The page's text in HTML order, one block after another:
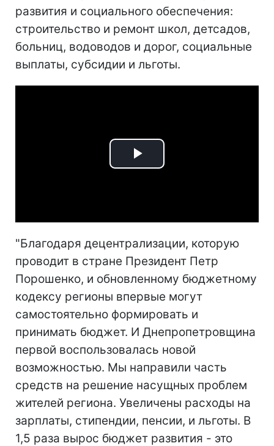
развития и социального обеспечения:
строительство и ремонт школ, детсадов,
больниц, водоводов и дорог, социальные
выплаты, субсидии и льготы.
Play
"Благодаря децентрализации, которую
проводит в стране Президент Петр
Порошенко, и обновленному бюджетному
кодексу регионы впервые могут
самостоятельно формировать и
принимать бюджет. И Днепропетровщина
первой воспользовалась новой
возможностью. Мы направили часть
средств на решение насущных проблем
жителей региона. Увеличены расходы на
зарплаты, стипендии, пенсии, и льготы. В
1,5 раза вырос бюджет развития - это